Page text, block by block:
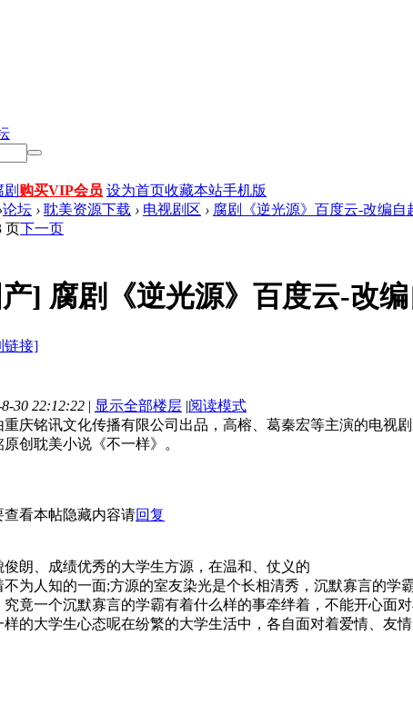
剧 购买VIP会员 设为首页收藏本站手机版
论坛 › 耽美资源下载 › 电视剧区 › 腐剧《逆光源》百度云-改编
页下一页
] 腐剧《逆光源》百度云-改
链接]
30 22:12:22 | 显示全部楼层 |阅读模式
重庆铭讯文化传播有限公司出品，高榕、葛秦宏等主演的电视剧
创耽美小说《不一样》。
看本帖隐藏内容请回复
朗、成绩优秀的大学生方源，在温和、仗义的
为人知的一面;方源的室友染光是个长相清秀，沉默寡言的
竟一个沉默寡言的学霸有着什么样的事牵绊着，不能开心面
的大学生心态呢在纷繁的大学生活中，各自面对着爱情、友